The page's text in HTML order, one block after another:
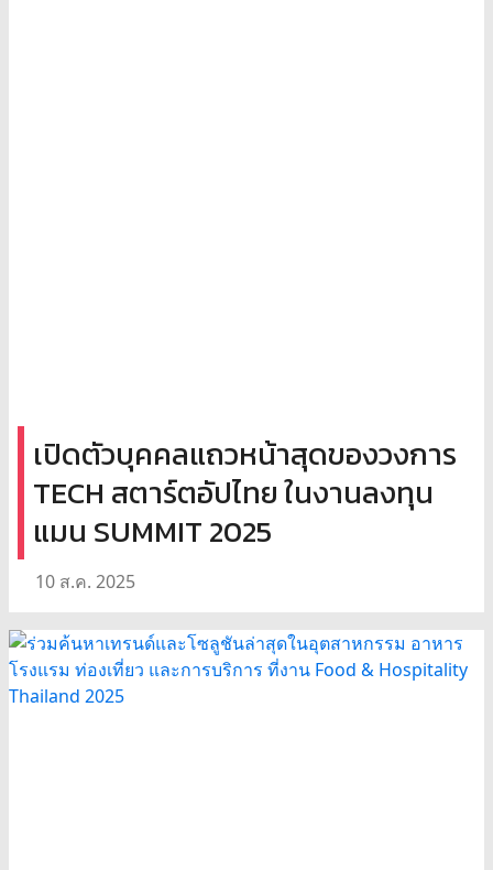
เปิดตัวบุคคลแถวหน้าสุดของวงการ
TECH สตาร์ตอัปไทย ในงานลงทุน
แมน SUMMIT 2025
10 ส.ค. 2025